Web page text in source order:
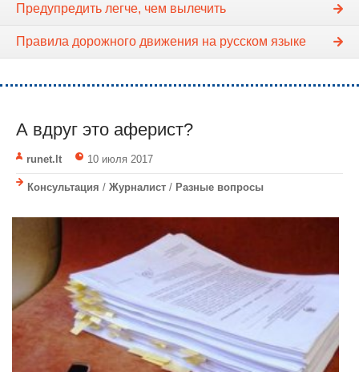
Предупредить легче, чем вылечить
Правила дорожного движения на русском языке
А вдруг это аферист?
runet.lt 10 июля 2017
Консультация / Журналист / Разные вопросы